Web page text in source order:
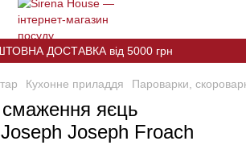
ДОСТАВКА від 5000 грн
Кухонне приладдя Пароварки,
яєць
Joseph Joseph Froach